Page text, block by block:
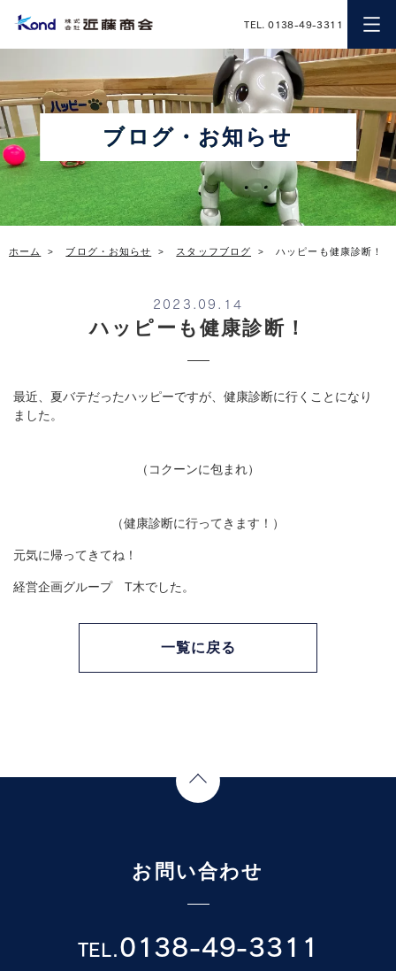
近藤商会
TEL. 0138-49-3311
ブログ・お知らせ
ホーム ブログ・お知らせ スタッフブログ ハッピーも健康診断！
2023.09.14
ハッピーも健康診断！
最近、夏バテだったハッピーですが、健康診断に行くことになり
ました。
（コクーンに包まれ）
（健康診断に行ってきます！）
元気に帰ってきてね！
経営企画グループ T木でした。
一覧に戻る
お問い合わせ
TEL.0138-49-3311